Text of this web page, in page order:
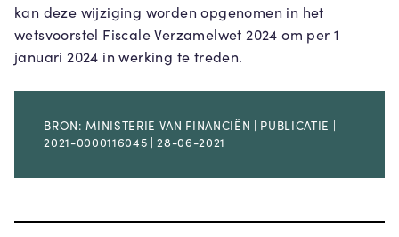
kan deze wijziging worden opgenomen in het
wetsvoorstel Fiscale Verzamelwet 2024 om per 1
januari 2024 in werking te treden.
BRON: MINISTERIE VAN FINANCIËN | PUBLICATIE |
2021-0000116045 | 28-06-2021